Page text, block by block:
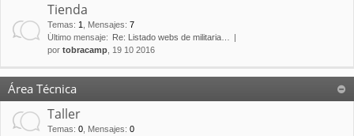
Tienda
Temas: 1 Mensajes: 7
Último mensaje:
Re: Listado webs de militaria…
por tobracamp , 19 10 2016
Área Técnica
Taller
Temas: 0 Mensajes: 0